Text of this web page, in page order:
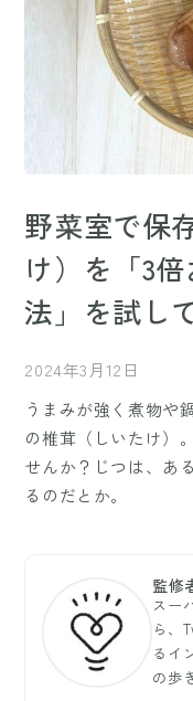
野菜室で保
け）を「3
法」を試し
2024年3月12日
うまみが強く煮物や
の椎茸（しいたけ）
せんか？じつは、あ
るのだとか。
監修
スー
ら、
るイ
の歩